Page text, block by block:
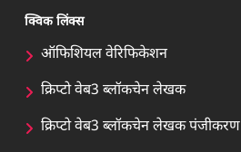
क्विक लिंक्स
ऑफिशियल वेरिफिकेशन
क्रिप्टो वेब3 ब्लॉकचेन लेखक
क्रिप्टो वेब3 ब्लॉकचेन लेखक पंजीकरण